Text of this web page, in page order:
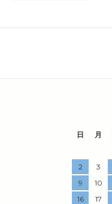
日
月
2
3
9
10
16
17